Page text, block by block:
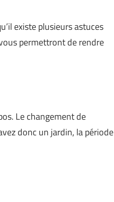
existe plusieurs astuces
permettront de rendre
Le changement de
donc un jardin, la période